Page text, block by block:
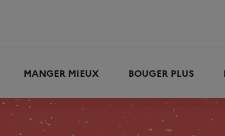
MANGER MIEUX BOUGER PLUS
RECHERCHER